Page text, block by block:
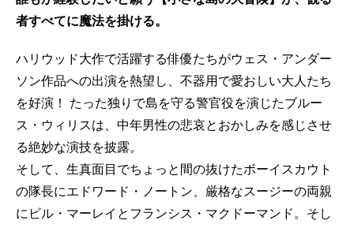
者すべてに魔法を掛ける。
ハリウッド大作で活躍する俳優たちがウェス・アンダー
ソン作品への出演を熱望し、不器用で愛おしい大人たち
を好演！ たった独りで島を守る警官役を演じたブルー
ス・ウィリスは、中年男性の悲哀とおかしみを感じさせ
る絶妙な演技を披露。
そして、生真面目でちょっと間の抜けたボーイスカウト
の隊長にエドワード・ノートン、厳格なスージーの両親
にビル・マーレイとフランシス・マクドーマンド。そし